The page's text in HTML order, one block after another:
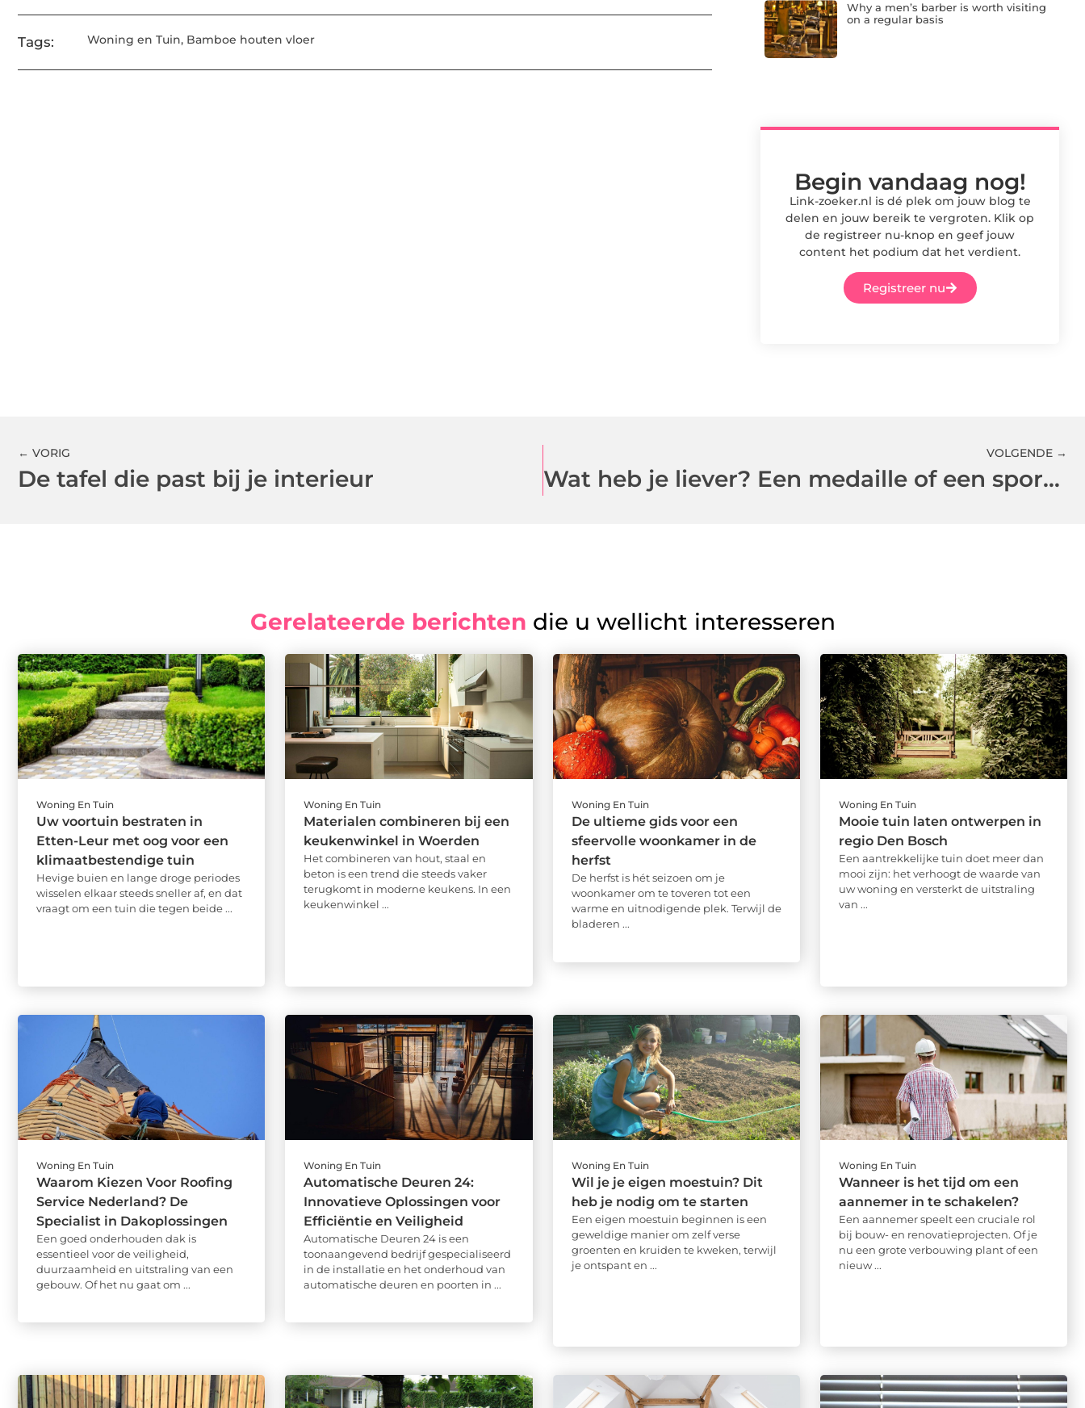
Tags: Woning en Tuin, Bamboe houten vloer
Why a men’s barber is worth visiting
on a regular basis
Begin vandaag nog!
Link-zoeker.nl is dé plek om jouw blog te
delen en jouw bereik te vergroten. Klik op
de registreer nu-knop en geef jouw
content het podium dat het verdient.
Registreer nu
← VORIG
De tafel die past bij je interieur
VOLGENDE →
Wat heb je liever? Een medaille of een sportbeker?
Gerelateerde berichten die u wellicht interesseren
Woning En Tuin
Uw voortuin bestraten in
Etten-Leur met oog voor een
klimaatbestendige tuin
Hevige buien en lange droge periodes
wisselen elkaar steeds sneller af, en dat
vraagt om een tuin die tegen beide ...
Woning En Tuin
Materialen combineren bij een
keukenwinkel in Woerden
Het combineren van hout, staal en
beton is een trend die steeds vaker
terugkomt in moderne keukens. In een
keukenwinkel ...
Woning En Tuin
De ultieme gids voor een
sfeervolle woonkamer in de
herfst
De herfst is hét seizoen om je
woonkamer om te toveren tot een
warme en uitnodigende plek. Terwijl de
bladeren ...
Woning En Tuin
Mooie tuin laten ontwerpen in
regio Den Bosch
Een aantrekkelijke tuin doet meer dan
mooi zijn: het verhoogt de waarde van
uw woning en versterkt de uitstraling
van ...
Woning En Tuin
Waarom Kiezen Voor Roofing
Service Nederland? De
Specialist in Dakoplossingen
Een goed onderhouden dak is
essentieel voor de veiligheid,
duurzaamheid en uitstraling van een
gebouw. Of het nu gaat om ...
Woning En Tuin
Automatische Deuren 24:
Innovatieve Oplossingen voor
Efficiëntie en Veiligheid
Automatische Deuren 24 is een
toonaangevend bedrijf gespecialiseerd
in de installatie en het onderhoud van
automatische deuren en poorten in ...
Woning En Tuin
Wil je je eigen moestuin? Dit
heb je nodig om te starten
Een eigen moestuin beginnen is een
geweldige manier om zelf verse
groenten en kruiden te kweken, terwijl
je ontspant en ...
Woning En Tuin
Wanneer is het tijd om een
aannemer in te schakelen?
Een aannemer speelt een cruciale rol
bij bouw- en renovatieprojecten. Of je
nu een grote verbouwing plant of een
nieuw ...